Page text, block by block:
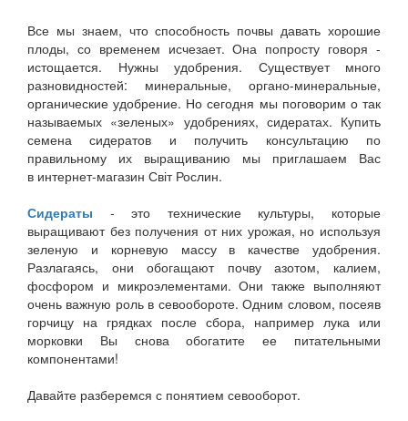
Все мы знаем, что способность почвы давать хорошие
плоды, со временем исчезает. Она попросту говоря -
истощается. Нужны удобрения. Существует много
разновидностей: минеральные, органо-минеральные,
органические удобрение. Но сегодня мы поговорим о так
называемых «зеленых» удобрениях, сидератах. Купить
семена сидератов и получить консультацию по
правильному их выращиванию мы приглашаем Вас
в интернет-магазин Світ Рослин.
Сидераты - это технические культуры, которые
выращивают без получения от них урожая, но используя
зеленую и корневую массу в качестве удобрения.
Разлагаясь, они обогащают почву азотом, калием,
фосфором и микроэлементами. Они также выполняют
очень важную роль в севообороте. Одним словом, посеяв
горчицу на грядках после сбора, например лука или
морковки Вы снова обогатите ее питательными
компонентами!
Давайте разберемся с понятием севооборот.